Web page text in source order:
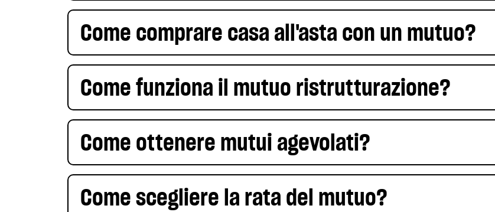
Come comprare casa all'asta con un mutuo?
Come funziona il mutuo ristrutturazione?
Come ottenere mutui agevolati?
Come scegliere la rata del mutuo?